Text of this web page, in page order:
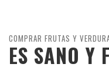
COMPRAR FRUTAS Y
ES SANO Y